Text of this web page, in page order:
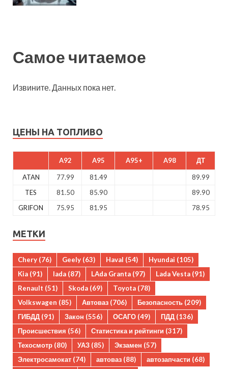
Самое читаемое
Извините. Данных пока нет.
ЦЕНЫ НА ТОПЛИВО
A92 A95 A95+ A98 ДТ
ATAN 77.99 81.49
89.99
TES
81.50 85.90
89.90
GRIFON
75.95 81.95 78.95
МЕТКИ
Chery (76) Geely (63) Haval (54) Hyundai (105)
Kia (91) lada (87) LAda Granta (97) Lada Vesta (91)
Renault (51) Skoda (69) Toyota (78)
Volkswagen (85) Автоваз (706) Безопасность (209)
ГИБДД (91) Закон (556) ОСАГО (49) ПДД (136)
Происшествия (56) Статистика и рейтинги (317)
Техосмотр (80) УАЗ (85) Экзамен (57)
Электросамокат (74) автоваз (88) автозапчасти (68)